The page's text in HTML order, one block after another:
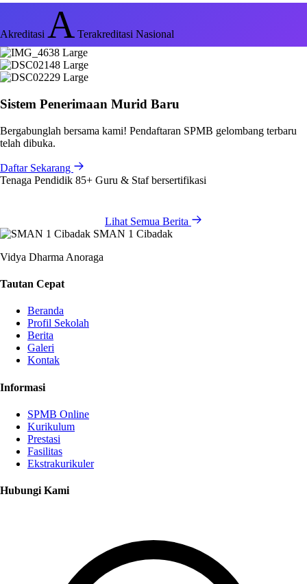
Akreditasi A Terakreditasi Nasional
Sistem Penerimaan Murid Baru
Bergabunglah bersama kami! Pendaftaran SPMB gelombang terbaru
telah dibuka.
Daftar Sekarang
Tenaga Pendidik 85+ Guru & Staf bersertifikasi
Lihat Semua Berita
SMAN 1 Cibadak
Vidya Dharma Anoraga
Tautan Cepat
Beranda
Profil Sekolah
Berita
Galeri
Kontak
Informasi
SPMB Online
Kurikulum
Prestasi
Fasilitas
Ekstrakurikuler
Hubungi Kami